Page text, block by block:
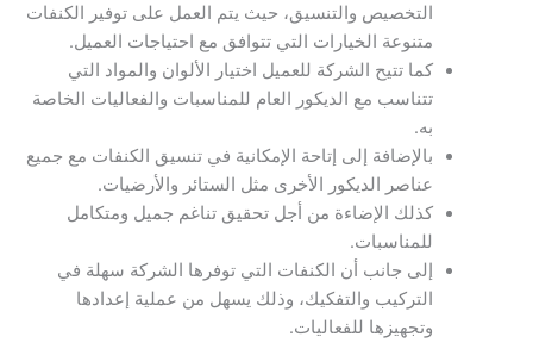
التخصيص والتنسيق، حيث يتم العمل على توفير الكنفات
متنوعة الخيارات التي تتوافق مع احتياجات العميل.
كما تتيح الشركة للعميل اختيار الألوان والمواد التي
تتناسب مع الديكور العام للمناسبات والفعاليات الخاصة
به.
بالإضافة إلى إتاحة الإمكانية في تنسيق الكنفات مع جميع
عناصر الديكور الأخرى مثل الستائر والأرضيات.
كذلك الإضاءة من أجل تحقيق تناغم جميل ومتكامل
للمناسبات.
إلى جانب أن الكنفات التي توفرها الشركة سهلة في
التركيب والتفكيك، وذلك يسهل من عملية إعدادها
وتجهيزها للفعاليات.